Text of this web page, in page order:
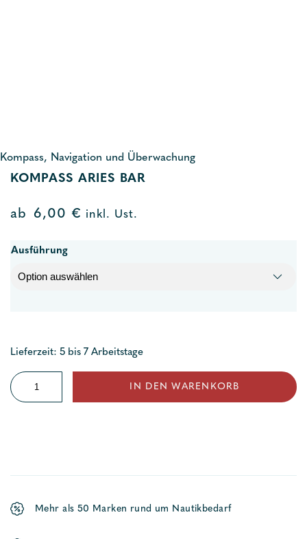
Kompass, Navigation und Überwachung
KOMPASS ARIES BAR
ab 6,00 € inkl. Ust.
Ausführung
Lieferzeit: 5 bis 7 Arbeitstage
Kompass
Aries
IN DEN WARENKORB
Mehr als 50 Marken rund um Nautikbedarf